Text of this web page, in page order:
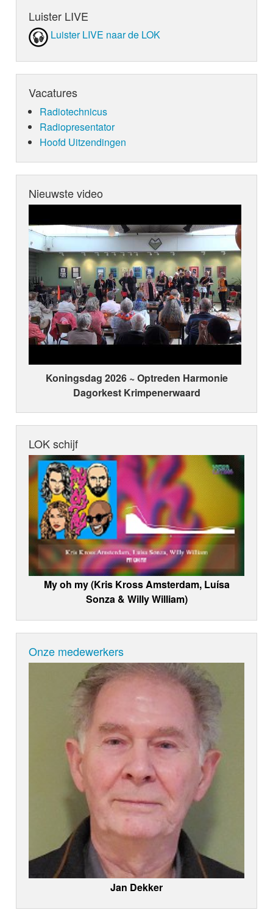
Luister LIVE
Luister LIVE naar de LOK
Vacatures
Radiotechnicus
Radiopresentator
Hoofd Uitzendingen
Nieuwste video
Koningsdag 2026 ~ Optreden Harmonie
Dagorkest Krimpenerwaard
LOK schijf
My oh my (Kris Kross Amsterdam, Luísa
Sonza & Willy William)
Onze medewerkers
Jan Dekker